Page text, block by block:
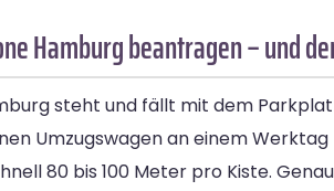
Hamburg beantragen – und
steht und fällt mit dem
Umzugswagen an einem
80 bis 100 Meter pro Kiste.